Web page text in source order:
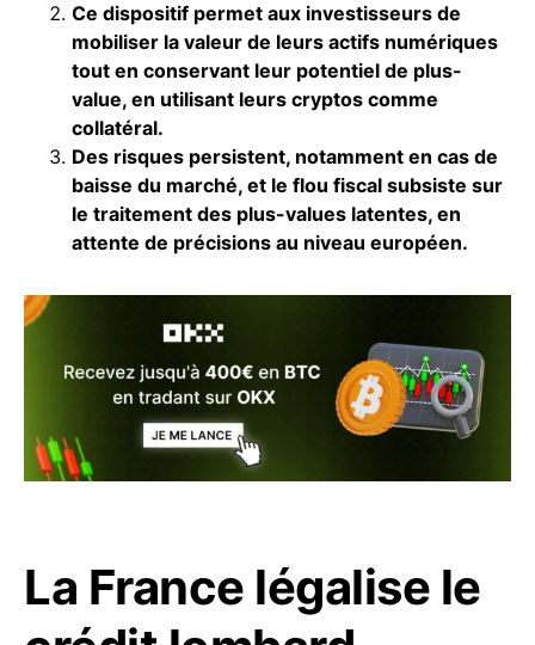
Ce dispositif permet aux investisseurs de
mobiliser la valeur de leurs actifs numériques
tout en conservant leur potentiel de plus-
value, en utilisant leurs cryptos comme
collatéral.
Des risques persistent, notamment en cas de
baisse du marché, et le flou fiscal subsiste sur
le traitement des plus-values latentes, en
attente de précisions au niveau européen.
La France légalise le